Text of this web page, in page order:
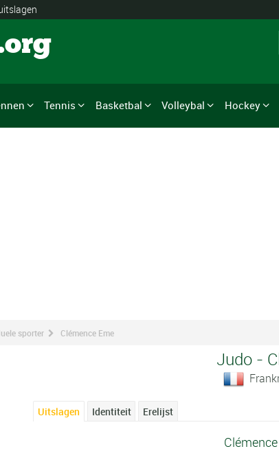
Tennis Basketbal Volleybal Hockey
sporter Clémence Eme
Judo -
Uitslagen Identiteit Erelijst